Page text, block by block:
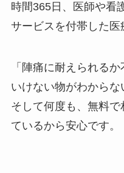
時間365日、医師や看
サービスを付帯した医
「陣痛に耐えられる
いけない物がわからな
そして何度も、無料
ているから安心です。